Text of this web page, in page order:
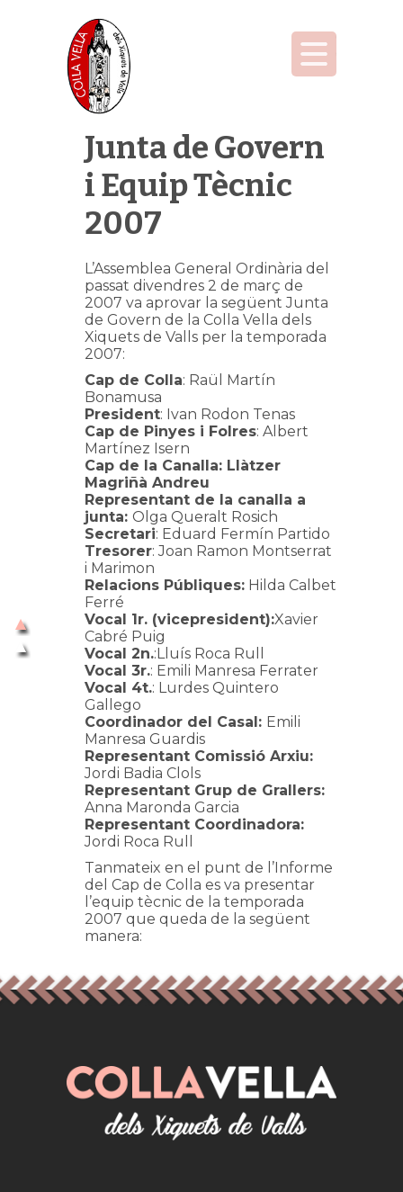
Junta de Govern
i Equip Tècnic
2007
L’Assemblea General Ordinària del
passat divendres 2 de març de
2007 va aprovar la següent Junta
de Govern de la Colla Vella dels
Xiquets de Valls per la temporada
2007:
Cap de Colla: Raül Martín
Bonamusa
President: Ivan Rodon Tenas
Cap de Pinyes i Folres: Albert
Martínez Isern
Cap de la Canalla: Llàtzer
Magriñà Andreu
Representant de la canalla a
junta: Olga Queralt Rosich
Secretari: Eduard Fermín Partido
Tresorer: Joan Ramon Montserrat
i Marimon
Relacions Públiques: Hilda Calbet
Ferré
Vocal 1r. (vicepresident):Xavier
Cabré Puig
Vocal 2n.:Lluís Roca Rull
Vocal 3r.: Emili Manresa Ferrater
Vocal 4t.: Lurdes Quintero
Gallego
Coordinador del Casal: Emili
Manresa Guardis
Representant Comissió Arxiu:
Jordi Badia Clols
Representant Grup de Grallers:
Anna Maronda Garcia
Representant Coordinadora:
Jordi Roca Rull
Tanmateix en el punt de l’Informe
del Cap de Colla es va presentar
l’equip tècnic de la temporada
2007 que queda de la següent
manera: